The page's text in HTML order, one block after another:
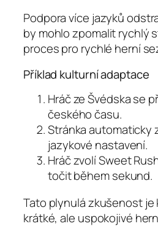
Podpora více jazyků
by mohlo zpomalit rychlý
proces pro rychlé herní
Příklad kulturní adaptace
Hráč ze Švédska se
českého času.
Stránka automaticky
jazykové nastavení.
Hráč zvolí Sweet
točit během sekund.
Tato plynulá zkušenost je
krátké, ale uspokojivé